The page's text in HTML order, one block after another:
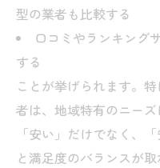
型の業者も比較する
口コミやランキング
する
ことが挙げられます。
者は、地域特有のニーズ
「安い」だけでなく、
と満足度のバランスが